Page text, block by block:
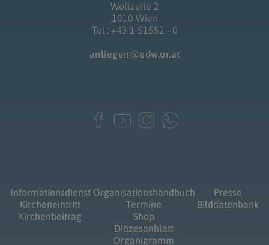
Wollzeile 2
1010 Wien
Tel.: +43 1 51552 - 0
anliegen@edw.or.at
Informationsdienst
Kircheneintritt
Kirchenbeitrag
Organisationshandbuch
Termine
Shop
Diözesanblatt
Organigramm
Presse
Bilddatenbank